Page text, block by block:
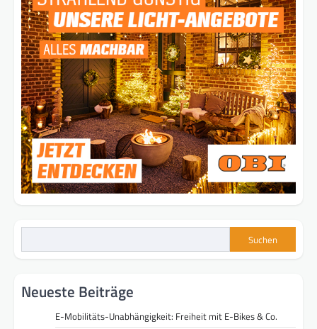
Suchen
Neueste Beiträge
E-Mobilitäts-Unabhängigkeit: Freiheit mit E-Bikes & Co.